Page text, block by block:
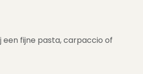
een fijne pasta, carpaccio of